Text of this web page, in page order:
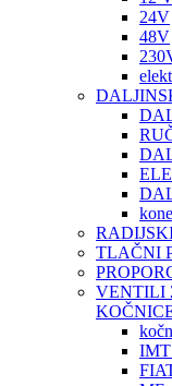
24V
48V
TLAČNI
VENTILI
IMT